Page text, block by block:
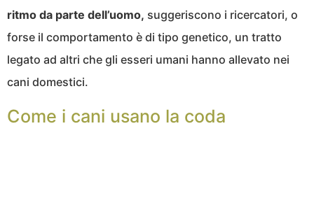
ritmo da parte dell’uomo, suggeriscono i ricercatori, o
forse il comportamento è di tipo genetico, un tratto
legato ad altri che gli esseri umani hanno allevato nei
cani domestici.
Come i cani usano la coda